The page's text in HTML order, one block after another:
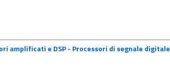
amplificati e DSP - Processori di segnale digitale